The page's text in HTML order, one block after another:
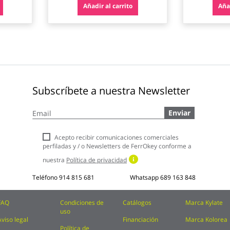
Añadir al carrito
Subscríbete a nuestra Newsletter
a
boletín
noticias:
Enviar
Acepto recibir comunicaciones comerciales
perfiladas y / o Newsletters de FerrOkey conforme a
nuestra Política de privacidad
Teléfono914 815 681 Whatsapp689 163 848
legal
Condiciones de
uso
Política de
Catálogos
Financiación
Marca Kylate
Marca Kolorea